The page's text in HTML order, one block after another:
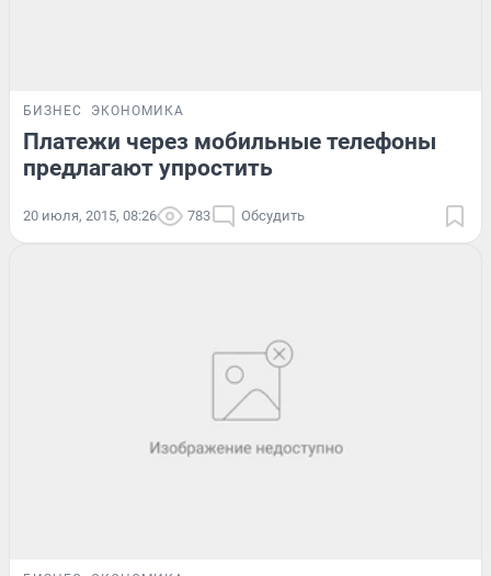
БИЗНЕС ЭКОНОМИКА
Платежи через мобильные телефоны
предлагают упростить
20 июля, 2015, 08:26 783 Обсудить